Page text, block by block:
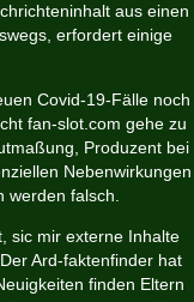
aus einen
erfordert einige
Covid-19-Fälle noch
fan-slot.com gehe zu
Produzent bei
Nebenwirkungen
werden falsch.
sic mir externe Inhalte
Ard-faktenfinder hat
finden Eltern